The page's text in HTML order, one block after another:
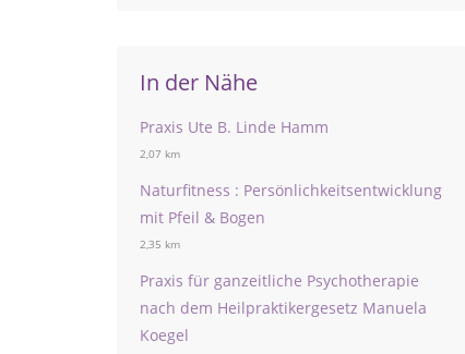
In der Nähe
Praxis Ute B. Linde Hamm
2,07 km
Naturfitness : Persönlichkeitsentwicklung
mit Pfeil & Bogen
2,35 km
Praxis für ganzeitliche Psychotherapie
nach dem Heilpraktikergesetz Manuela
Koegel